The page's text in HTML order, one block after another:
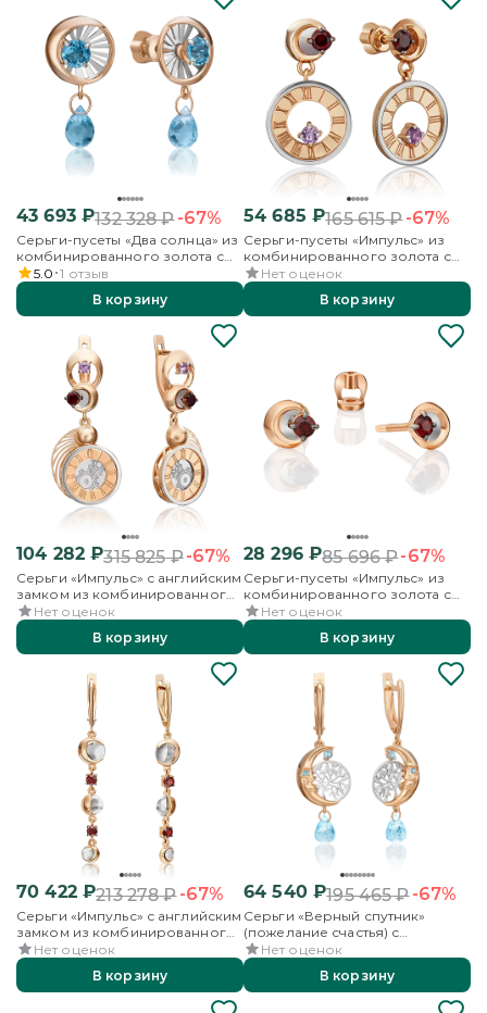
43 693₽132 328₽-67%
Серьги-пусеты «Два солнца» из
комбинированного золота с
топазами
5.0 1 отзыв
В корзину
54 685 ₽165 615₽-67%
Серьги-пусеты «Импульс» из
комбинированного золота с
гранатом и аметистом
Нет оценок
В корзину
104 282 ₽315 825₽-67%
Серьги «Импульс» с английским
замком из комбинированного
золота с гранатом и аметистом
Нет оценок
В корзину
28 296₽85 696₽-67%
Серьги-пусеты «Импульс» из
комбинированного золота с
гранатом
Нет оценок
В корзину
70 422₽213 278₽-67%
Серьги «Импульс» с английским
замком из комбинированного
золота с гранатами
Нет оценок
В корзину
64 540₽195 465₽-67%
Серьги «Верный спутник»
(пожелание счастья) с
английским замком из
комбинированного золота с
топазами
Нет оценок
В корзину